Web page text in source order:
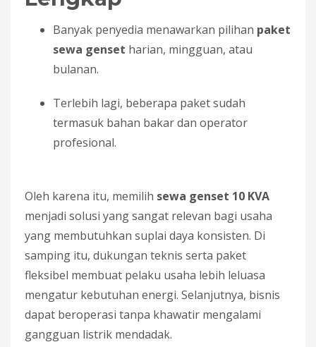
Banyak penyedia menawarkan pilihan paket
sewa genset harian, mingguan, atau
bulanan.
Terlebih lagi, beberapa paket sudah
termasuk bahan bakar dan operator
profesional.
Oleh karena itu, memilih sewa genset 10 KVA
menjadi solusi yang sangat relevan bagi usaha
yang membutuhkan suplai daya konsisten. Di
samping itu, dukungan teknis serta paket
fleksibel membuat pelaku usaha lebih leluasa
mengatur kebutuhan energi. Selanjutnya, bisnis
dapat beroperasi tanpa khawatir mengalami
gangguan listrik mendadak.